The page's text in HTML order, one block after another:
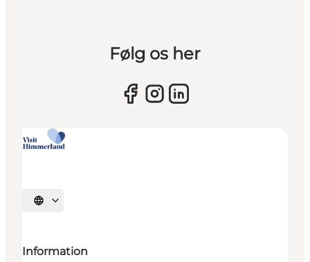
Følg os her
Sprache auswählen
Information